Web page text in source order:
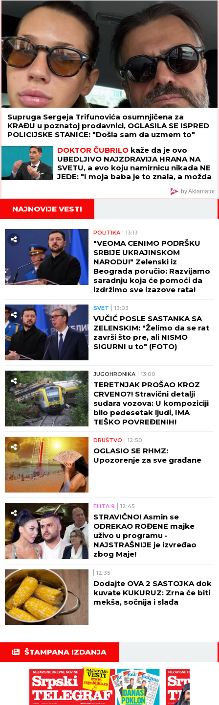
Supruga Sergeja Trifunovića osumnjičena za
KRAĐU u poznatoj prodavnici, OGLASILA SE ISPRED
POLICIJSKE STANICE: "Došla sam da uzmem to"
DOKTOR ČUBRILO kaže da je ovo
UBEDLJIVO NAJZDRAVIJA HRANA NA
SVETU, a evo koju namirnicu nikada NE
JEDE: "I moja baba je to znala, a možda
by Aklamator
NAJNOVIJE VESTI
POLITIKA 13:13
"VEOMA CENIMO PODRŠKU
SRBIJE UKRAJINSKOM
NARODU!" Zelenski iz
Beograda poručio: Razvijamo
saradnju koja će pomoći da
izdržimo sve izazove rata!
SVET 13:03
VUČIĆ POSLE SASTANKA SA
ZELENSKIM: "Želimo da se rat
završi što pre, ali NISMO
SIGURNI u to" (FOTO)
JUGOHRONIKA 13:00
TERETNJAK PROŠAO KROZ
CRVENO?! Stravični detalji
sudara vozova: U kompoziciji
bilo pedesetak ljudi, IMA
TEŠKO POVREĐENIH!
DRUŠTVO 12:50
OGLASIO SE RHMZ:
Upozorenje za sve građane
ELITA 9 12:45
STRAVIČNO! Asmin se
ODREKAO ROĐENE majke
uživo u programu -
NAJSTRAŠNIJE je izvređao
zbog Maje!
12:35
Dodajte OVA 2 SASTOJKA dok
kuvate KUKURUZ: Zrna će biti
mekša, sočnija i slađa
ŠTAMPANA IZDANJA